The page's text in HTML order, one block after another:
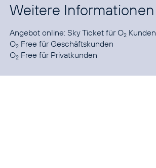
Weitere Informationen
Angebot online:Sky Ticket für O2 Kunden
O2 Free fürGeschäftskunden
O2 Free für Privatkunden